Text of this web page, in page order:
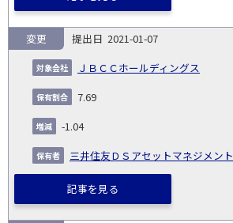
2021-01-07
ＪＢＣＣホールディングス
変更
7.69
-1.04
三井住友ＤＳアセットマネジメント
記事を見る